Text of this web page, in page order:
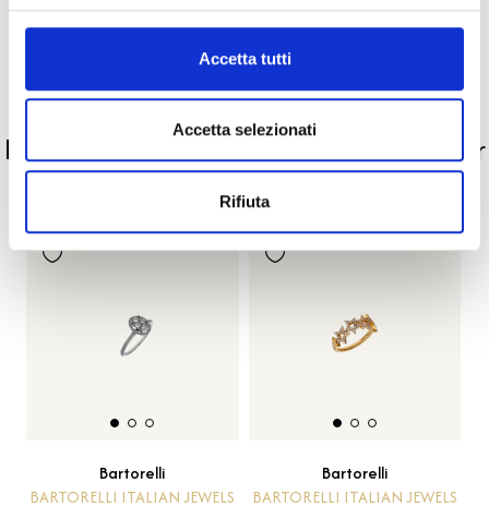
Accetta tutti
Accetta selezionati
Rifiuta
La nostra selezione di prodotti scelti per
te
Bartorelli
BARTORELLI ITALIAN JEWELS
Bartorelli
BARTORELLI ITALIAN JEWELS